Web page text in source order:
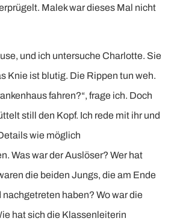
Malek war dieses Mal nicht
und ich untersuche Charlotte. Sie
Knie ist blutig. Die Rippen tun weh.
fahren?“, frage ich. Doch
still den Kopf. Ich rede mit ihr und
wie möglich
Was war der Auslöser? Wer hat
die beiden Jungs, die am Ende
haben? Wo war die
hat sich die Klassenleiterin